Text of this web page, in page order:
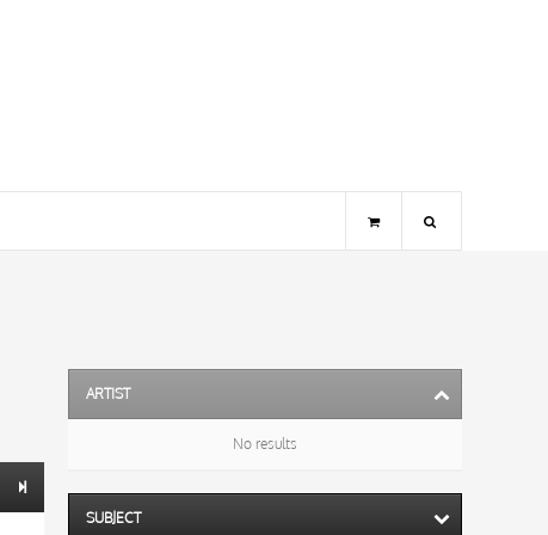
ARTIST
No results
SUBJECT